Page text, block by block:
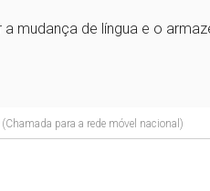
mudança de língua e o
(Chamada para a rede móvel nacional)